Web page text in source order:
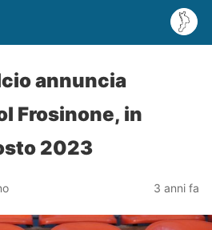
annuncia
Frosinone, in
2023
3 anni fa